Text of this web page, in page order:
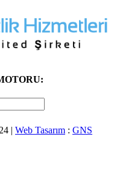
| Web Tasarım : GNS